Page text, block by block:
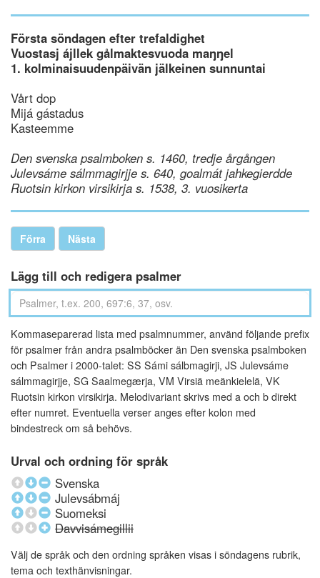
Första söndagen efter trefaldighet
Vuostasj ájllek gålmaktesvuoda maŋŋel
1. kolminaisuudenpäivän jälkeinen sunnuntai
Vårt dop
Mijá gástadus
Kasteemme
Den svenska psalmboken s. 1460, tredje årgången
Julevsáme sálmmagirjje s. 640, goalmát jahkegierdde
Ruotsin kirkon virsikirja s. 1538, 3. vuosikerta
Förra Nästa
Lägg till och redigera psalmer
Kommaseparerad lista med psalmnummer, använd följande prefix
för psalmer från andra psalmböcker än Den svenska psalmboken
och Psalmer i 2000-talet: SS Sámi sálbmagirji, JS Julevsáme
sálmmagirjje, SG Saalmegærja, VM Virsiä meänkielelä, VK
Ruotsin kirkon virsikirja. Melodivariant skrivs med a och b direkt
efter numret. Eventuella verser anges efter kolon med
bindestreck om så behövs.
Urval och ordning för språk
Svenska
Julevsábmáj
Suomeksi
Davvisámegillii
Välj de språk och den ordning språken visas i söndagens rubrik,
tema och texthänvisningar.